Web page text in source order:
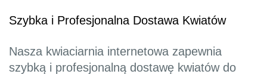
Szybka i Profesjonalna Dostawa Kwiatów
Nasza kwiaciarnia internetowa zapewnia
szybką i profesjonalną dostawę kwiatów do